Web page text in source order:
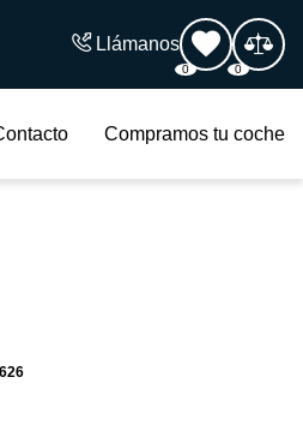
Llámanos
0 0
Compramos tu coche